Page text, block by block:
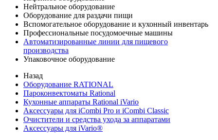
Нейтральное оборудование
Оборудование для раздачи пищи
Вспомогательное оборудование и кухонный инвентарь
Профессиональные посудомоечные машины
Автоматизированные линии для пищевого
производства
Упаковочное оборудование
Назад
Оборудование RATIONAL
Пароконвектоматы Rational
Кухонные аппараты Rational iVario
Аксессуары для iCombi Pro и iCombi Classic
Очистители и средства ухода за аппаратами
Аксессуары для iVario®